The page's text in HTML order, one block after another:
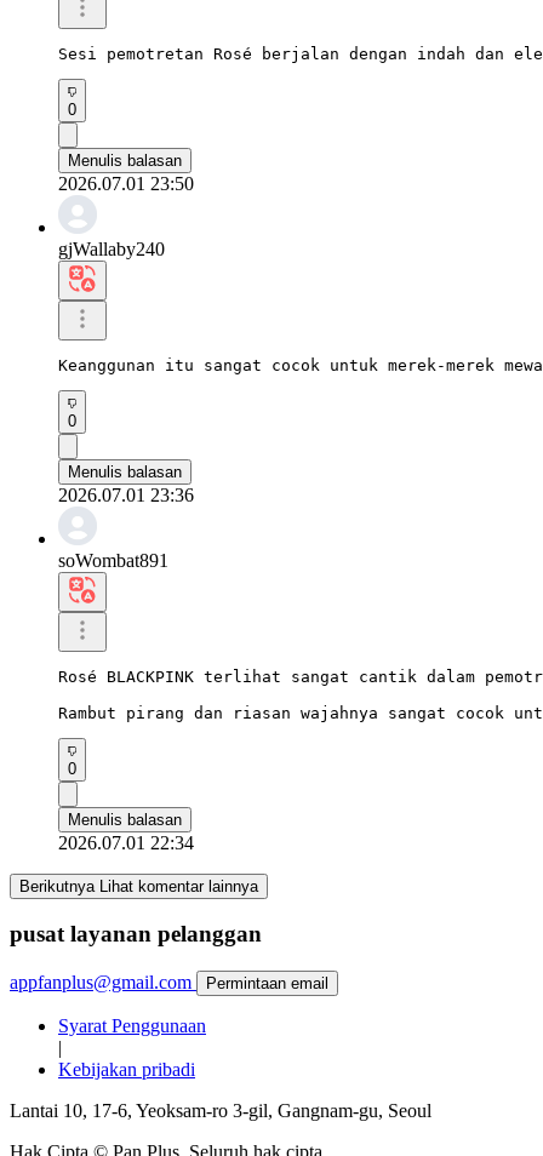
Sesi pemotretan Rosé berjalan dengan indah dan
0
Menulis balasan
2026.07.01 23:50
gjWallaby240
Keanggunan itu sangat cocok untuk merek-merek
0
Menulis balasan
2026.07.01 23:36
soWombat891
Rosé BLACKPINK terlihat sangat cantik dalam
Rambut pirang dan riasan wajahnya sangat cocok
0
Menulis balasan
2026.07.01 22:34
Berikutnya Lihat komentar lainnya
pusat layanan pelanggan
appfanplus@gmail.com Permintaan email
Syarat Penggunaan
|
Kebijakan pribadi
Lantai 10, 17-6, Yeoksam-ro 3-gil, Gangnam-gu, Seoul
Hak Cipta © Pan Plus. Seluruh hak cipta.